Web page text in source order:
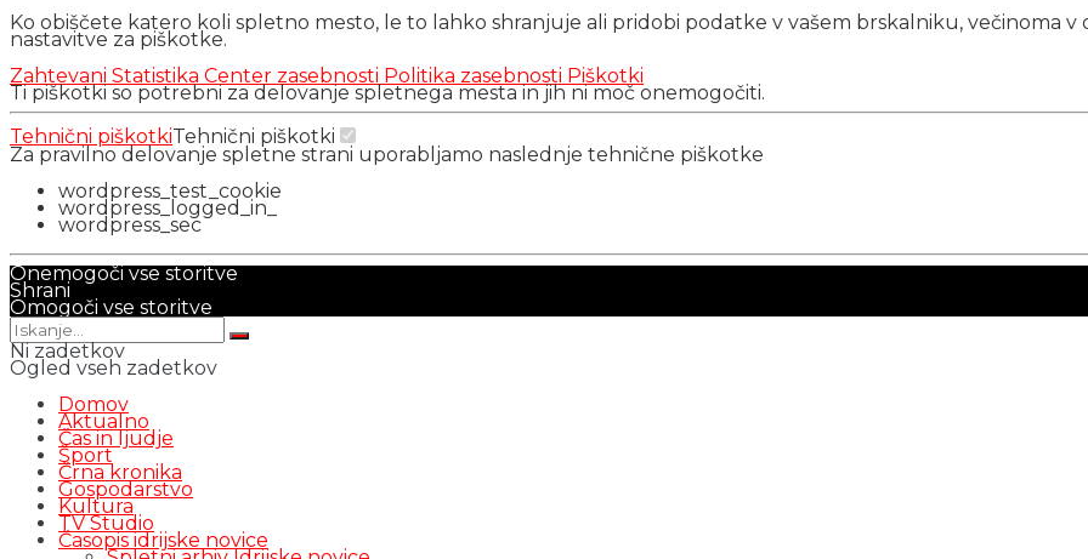
Ko obiščete katero koli spletno mesto, le to lahko shranjuje ali pridobi podatke v vašem brskalniku, večinoma
nastavitve za piškotke.
Zahtevani Statistika Center zasebnosti Politika zasebnosti Piškotki
Ti piškotki so potrebni za delovanje spletnega mesta in jih ni moč onemogočiti.
Tehnični piškotkiTehnični piškotki
Za pravilno delovanje spletne strani uporabljamo naslednje tehnične piškotke
wordpress_test_cookie
wordpress_logged_in_
wordpress_sec
Onemogoči vse storitve
Shrani
Omogoči vse storitve
Ni zadetkov
Ogled vseh zadetkov
Domov
Aktualno
Čas in ljudje
Šport
Črna kronika
Gospodarstvo
Kultura
TV Studio
Časopis idrijske novice